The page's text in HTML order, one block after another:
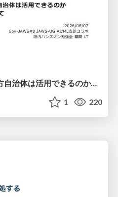
ガバメント AI 源内を地方自治体は活用できるのか 可能性と課題、期待について
1 220